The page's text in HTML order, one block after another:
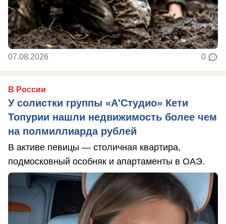
07.08.2026 0
В России
У солистки группы «А'Студио» Кети
Топурии нашли недвижимость более чем
на полмиллиарда рублей
В активе певицы — столичная квартира,
подмосковный особняк и апартаменты в ОАЭ.